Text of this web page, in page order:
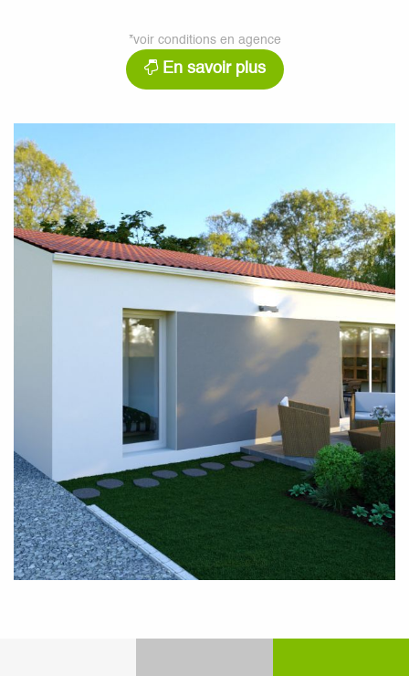
*voir conditions en agence
En savoir plus